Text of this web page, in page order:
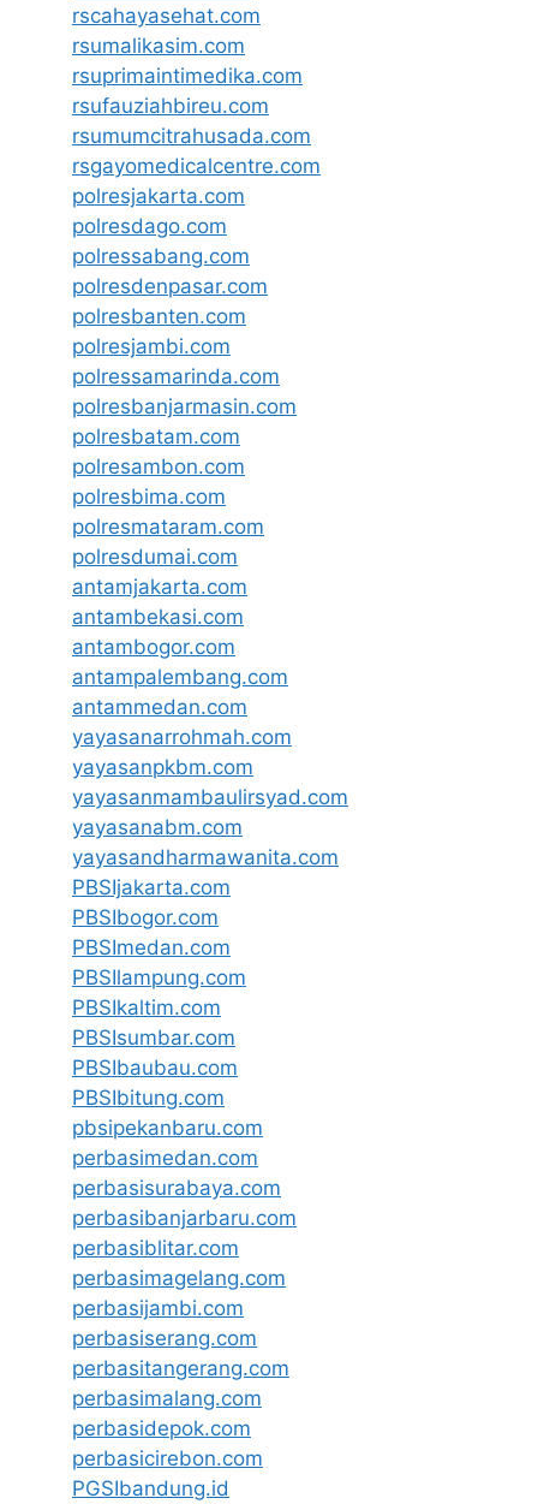
rscahayasehat.com
rsumalikasim.com
rsuprimaintimedika.com
rsufauziahbireu.com
rsumumcitrahusada.com
rsgayomedicalcentre.com
polresjakarta.com
polresdago.com
polressabang.com
polresdenpasar.com
polresbanten.com
polresjambi.com
polressamarinda.com
polresbanjarmasin.com
polresbatam.com
polresambon.com
polresbima.com
polresmataram.com
polresdumai.com
antamjakarta.com
antambekasi.com
antambogor.com
antampalembang.com
antammedan.com
yayasanarrohmah.com
yayasanpkbm.com
yayasanmambaulirsyad.com
yayasanabm.com
yayasandharmawanita.com
PBSIjakarta.com
PBSIbogor.com
PBSImedan.com
PBSIlampung.com
PBSIkaltim.com
PBSIsumbar.com
PBSIbaubau.com
PBSIbitung.com
pbsipekanbaru.com
perbasimedan.com
perbasisurabaya.com
perbasibanjarbaru.com
perbasiblitar.com
perbasimagelang.com
perbasijambi.com
perbasiserang.com
perbasitangerang.com
perbasimalang.com
perbasidepok.com
perbasicirebon.com
PGSIbandung.id